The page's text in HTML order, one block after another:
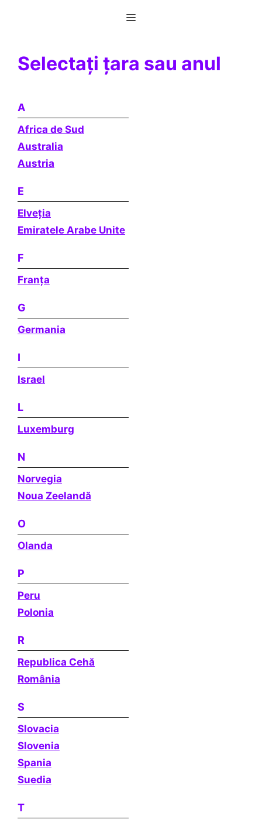
Menu
Selectați țara sau anul
A
Africa de Sud
Australia
Austria
E
Elveţia
Emiratele Arabe Unite
F
Franţa
G
Germania
I
Israel
L
Luxemburg
N
Norvegia
Noua Zeelandă
O
Olanda
P
Peru
Polonia
R
Republica Cehă
România
S
Slovacia
Slovenia
Spania
Suedia
T